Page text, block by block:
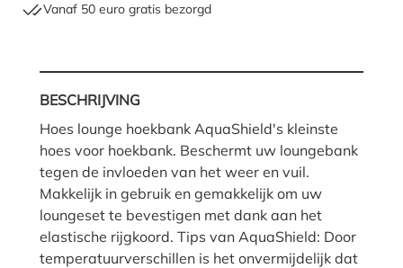
Vanaf 50 euro gratis bezorgd
BESCHRIJVING
Hoes lounge hoekbank AquaShield's kleinste
hoes voor hoekbank. Beschermt uw loungebank
tegen de invloeden van het weer en vuil.
Makkelijk in gebruik en gemakkelijk om uw
loungeset te bevestigen met dank aan het
elastische rijgkoord. Tips van AquaShield: Door
temperatuurverschillen is het onvermijdelijk dat